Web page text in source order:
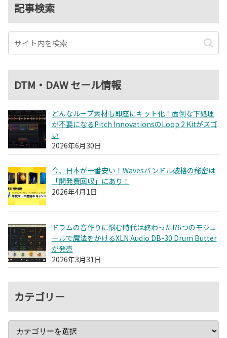
記事検索
DTM・DAW セール情報
どんなループ素材も即座にキット化！面倒な下処理
が不要になるPitch InnovationsのLoop 2 Kitがスゴ
い
2026年6月30日
今、日本が一番安い！Wavesバンドル破格の秘密は
「開発費回収」にあり！
2026年4月1日
ドラムの音作りに悩む時代は終わった!?6つのモジュ
ールで魔法をかけるXLN Audio DB-30 Drum Butter
が発売
2026年3月31日
カテゴリー